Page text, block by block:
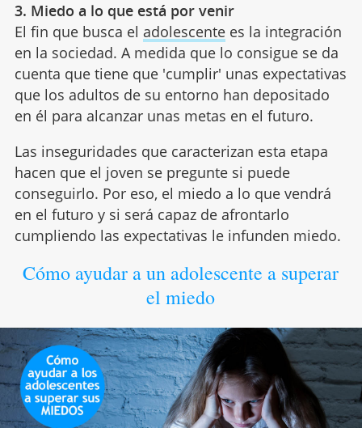
3. Miedo a lo que está por venir
El fin que busca el adolescentees la integración
en la sociedad. A medida que lo consigue se da
cuenta que tiene que 'cumplir' unas expectativas
que los adultos de su entorno han depositado
en él para alcanzar unas metas en el futuro.
Las inseguridades que caracterizan esta etapa
hacen que el joven se pregunte si puede
conseguirlo. Por eso, el miedo a lo que vendrá
en el futuro y si será capaz de afrontarlo
cumpliendo las expectativas le infunden miedo.
Cómo ayudar a un adolescente a superar
el miedo